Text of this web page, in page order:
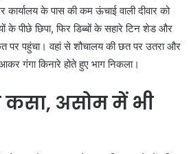
के पास की कम ऊंचाई वाली दीवार को
के पीछे छिपा, फिर डिब्बों के सहारे टिन शेड और
पहुंचा। वहां से शौचालय की छत पर उतरा और
गंगा किनारे होते हुए भाग निकला।
कसा, असोम में भी